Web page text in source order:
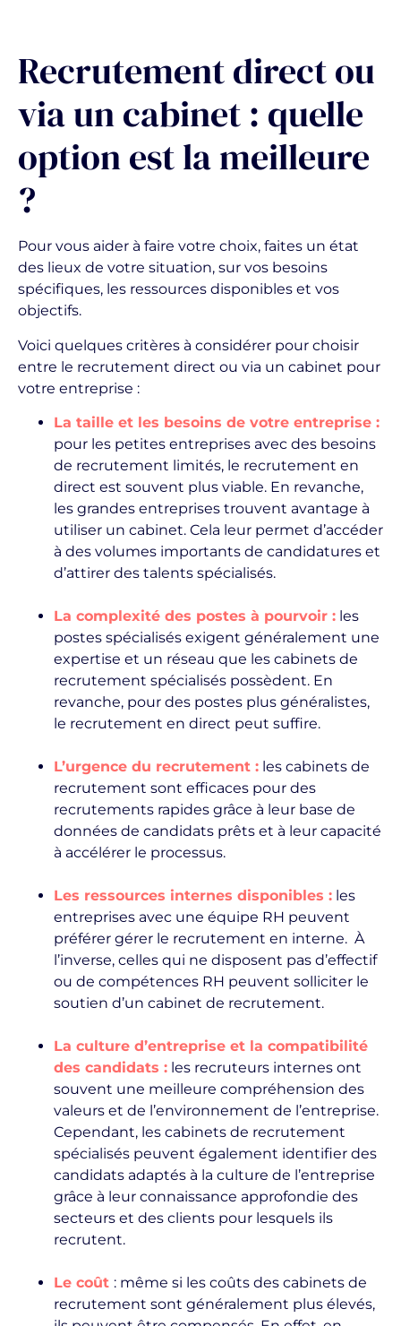
Recrutement direct ou
via un cabinet : quelle
option est la meilleure
?
Pour vous aider à faire votre choix, faites un état
des lieux de votre situation, sur vos besoins
spécifiques, les ressources disponibles et vos
objectifs.
Voici quelques critères à considérer pour choisir
entre le recrutement direct ou via un cabinet pour
votre entreprise :
La taille et les besoins de votre entreprise :
pour les petites entreprises avec des besoins
de recrutement limités, le recrutement en
direct est souvent plus viable. En revanche,
les grandes entreprises trouvent avantage à
utiliser un cabinet. Cela leur permet d’accéder
à des volumes importants de candidatures et
d’attirer des talents spécialisés.
La complexité des postes à pourvoir : les
postes spécialisés exigent généralement une
expertise et un réseau que les cabinets de
recrutement spécialisés possèdent. En
revanche, pour des postes plus généralistes,
le recrutement en direct peut suffire.
L’urgence du recrutement : les cabinets de
recrutement sont efficaces pour des
recrutements rapides grâce à leur base de
données de candidats prêts et à leur capacité
à accélérer le processus.
Les ressources internes disponibles : les
entreprises avec une équipe RH peuvent
préférer gérer le recrutement en interne. À
l’inverse, celles qui ne disposent pas d’effectif
ou de compétences RH peuvent solliciter le
soutien d’un cabinet de recrutement.
La culture d’entreprise et la compatibilité
des candidats : les recruteurs internes ont
souvent une meilleure compréhension des
valeurs et de l’environnement de l’entreprise.
Cependant, les cabinets de recrutement
spécialisés peuvent également identifier des
candidats adaptés à la culture de l’entreprise
grâce à leur connaissance approfondie des
secteurs et des clients pour lesquels ils
recrutent.
Le coût : même si les coûts des cabinets de
recrutement sont généralement plus élevés,